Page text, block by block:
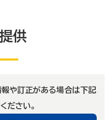
供
や訂正がある場合は下記
ださい。